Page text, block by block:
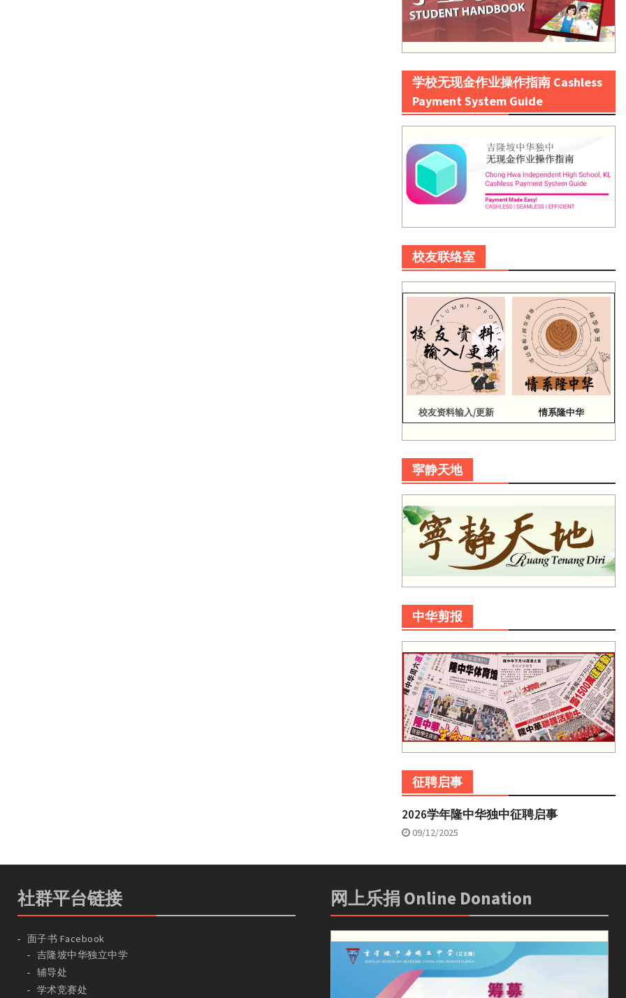
学校无现金作业操作指南 Cashless
Payment System Guide
校友联络室
校友资料输入/更新 情系隆中华
寜静天地
中华剪报
征聘启事
2026学年隆中华独中征聘启事
09/12/2025
社群平台链接
面子书 Facebook
吉隆坡中华独立中学
辅导处
学术竞赛处
网上乐捐 Online Donation